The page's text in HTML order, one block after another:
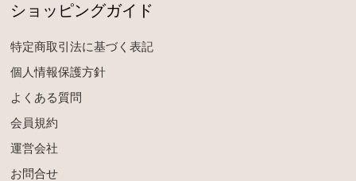
ショッピングガイド
特定商取引法に基づく表記
個人情報保護方針
よくある質問
会員規約
運営会社
お問合せ